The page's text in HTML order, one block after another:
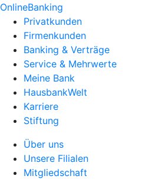
OnlineBanking
Privatkunden
Firmenkunden
Banking & Verträge
Service & Mehrwerte
Meine Bank
HausbankWelt
Karriere
Stiftung
Über uns
Unsere Filialen
Mitgliedschaft